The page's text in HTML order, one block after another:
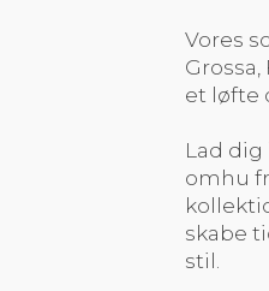
Vores
et løfte
Lad
omhu
skabe
stil.